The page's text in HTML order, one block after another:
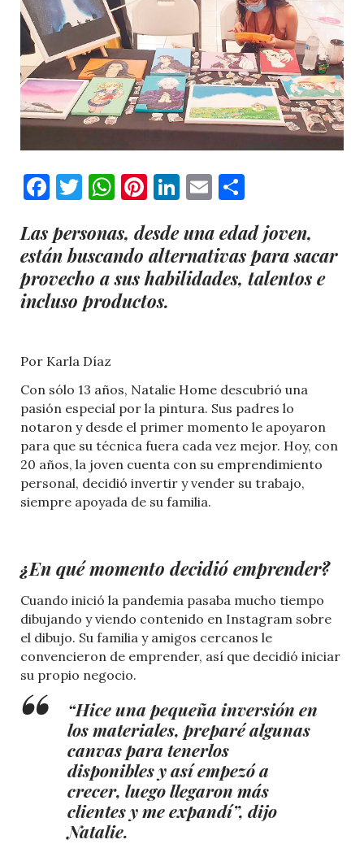
Facebook
Twitter
WhatsApp
Pinterest
LinkedIn
Email
Las personas, desde una edad joven,
están buscando alternativas para sacar
provecho a sus habilidades, talentos e
incluso productos.
Por Karla Díaz
Con sólo 13 años, Natalie Home descubrió una
pasión especial por la pintura. Sus padres lo
notaron y desde el primer momento le apoyaron
para que su técnica fuera cada vez mejor. Hoy, con
20 años, la joven cuenta con su emprendimiento
personal, decidió invertir y vender su trabajo,
siempre apoyada de su familia.
¿En qué momento decidió emprender?
Cuando inició la pandemia pasaba mucho tiempo
dibujando y viendo contenido en Instagram sobre
el dibujo. Su familia y amigos cercanos le
convencieron de emprender, así que decidió iniciar
su propio negocio.
“Hice una pequeña inversión en
los materiales, preparé algunas
canvas para tenerlos
disponibles y así empezó a
crecer, luego llegaron más
clientes y me expandí”, dijo
Natalie.